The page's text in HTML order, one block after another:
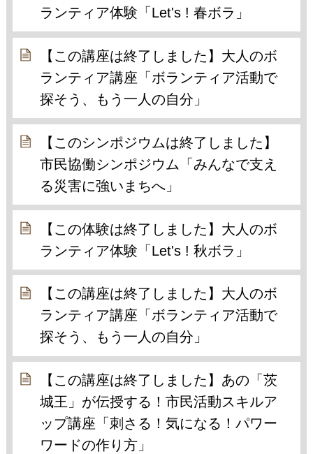
ランティア体験「Let's ! 春ボラ」
【この講座は終了しました】大人のボ
ランティア講座「ボランティア活動で
探そう、もう一人の自分」
【このシンポジウムは終了しました】
市民協働シンポジウム「みんなで支え
る災害に強いまちへ」
【この体験は終了しました】大人のボ
ランティア体験「Let's ! 秋ボラ」
【この講座は終了しました】大人のボ
ランティア講座「ボランティア活動で
探そう、もう一人の自分」
【この講座は終了しました】あの「茨
城王」が伝授する！市民活動スキルア
ップ講座「刺さる！気になる！パワー
ワードの作り方」